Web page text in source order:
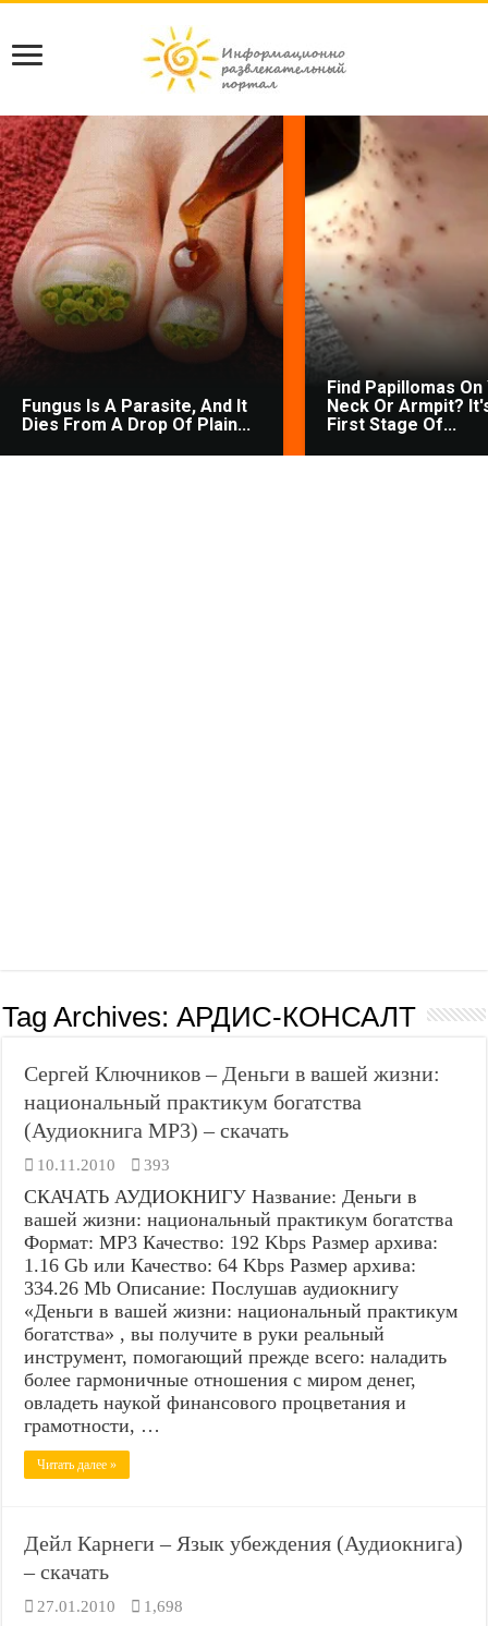
Fungus Is A Parasite, And It
Dies From A Drop Of Plain...
Find Papillomas On
Neck Or Armpit?
First Stage Of...
Tag Archives:АРДИС-КОНСАЛТ
Сергей Ключников – Деньги в вашей жизни:
национальный практикум богатства
(Аудиокнига MP3) – скачать
10.11.2010 393
СКАЧАТЬ АУДИОКНИГУ Название: Деньги в
вашей жизни: национальный практикум богатства
Формат: MP3 Качество: 192 Kbps Размер архива:
1.16 Gb или Качество: 64 Kbps Размер архива:
334.26 Mb Описание: Послушав аудиокнигу
«Деньги в вашей жизни: национальный практикум
богатства» , вы получите в руки реальный
инструмент, помогающий прежде всего: наладить
более гармоничные отношения с миром денег,
овладеть наукой финансового процветания и
грамотности, …
Читать далее »
Дейл Карнеги – Язык убеждения (Аудиокнига)
– скачать
27.01.2010 1,698